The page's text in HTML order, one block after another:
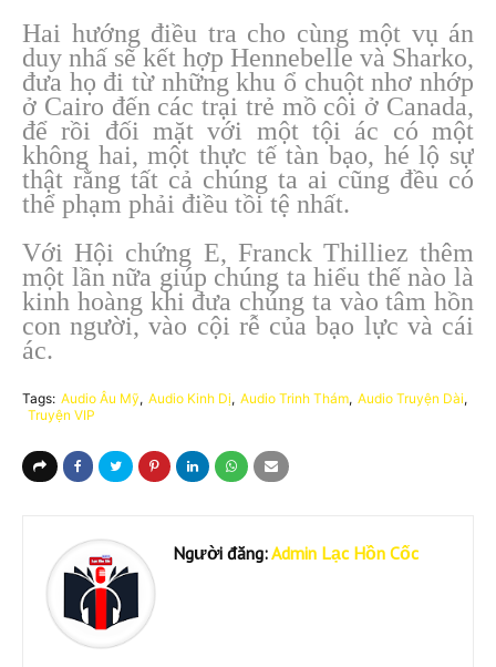
Hai hướng điều tra cho cùng một vụ án
duy nhấ sẽ kết hợp Hennebelle và Sharko,
đưa họ đi từ những khu ổ chuột nhơ nhớp
ở Cairo đến các trại trẻ mồ côi ở Canada,
để rồi đối mặt với một tội ác có một
không hai, một thực tế tàn bạo, hé lộ sự
thật rằng tất cả chúng ta ai cũng đều có
thể phạm phải điều tồi tệ nhất.
Với Hội chứng E, Franck Thilliez thêm
một lần nữa giúp chúng ta hiểu thế nào là
kinh hoàng khi đưa chúng ta vào tâm hồn
con người, vào cội rễ của bạo lực và cái
ác.
Tags: Audio Âu Mỹ Audio Kinh Dị Audio Trinh Thám Audio Truyện Dài
Truyện VIP
Người đăng:Admin Lạc Hồn Cốc